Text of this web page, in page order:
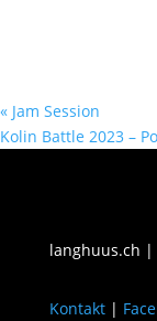
« Jam Session
Kolin Battle 2023 –
langhuus.ch |
Kontakt|